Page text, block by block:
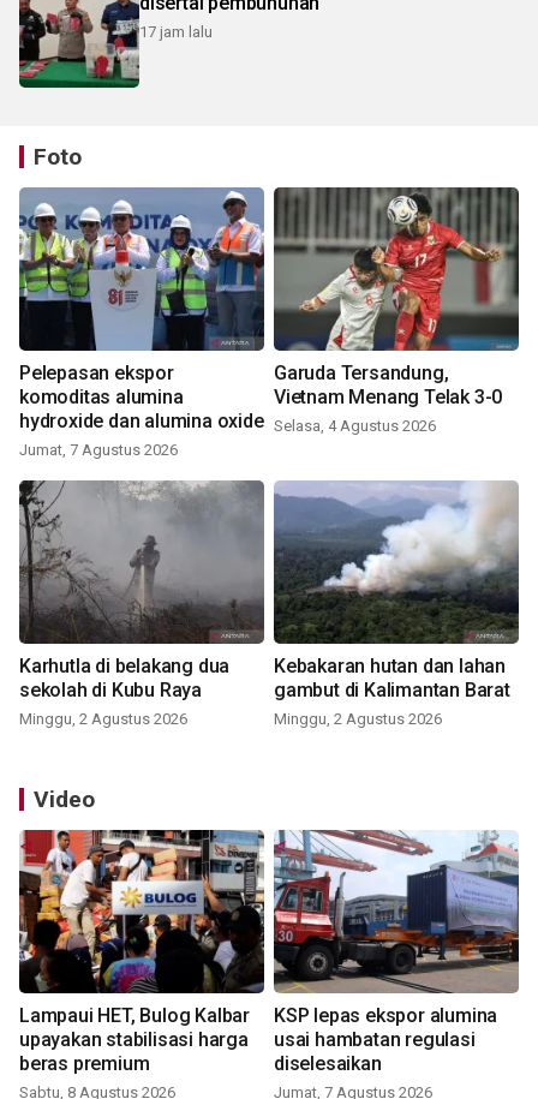
17 jam lalu
Foto
Pelepasan ekspor
komoditas alumina
hydroxide dan alumina oxide
Jumat, 7 Agustus 2026
Garuda Tersandung,
Vietnam Menang Telak 3-0
Selasa, 4 Agustus 2026
Karhutla di belakang dua
sekolah di Kubu Raya
Minggu, 2 Agustus 2026
Kebakaran hutan dan lahan
gambut di Kalimantan Barat
Minggu, 2 Agustus 2026
Video
Lampaui HET, Bulog Kalbar
upayakan stabilisasi harga
beras premium
Sabtu, 8 Agustus 2026
KSP lepas ekspor alumina
usai hambatan regulasi
diselesaikan
Jumat, 7 Agustus 2026